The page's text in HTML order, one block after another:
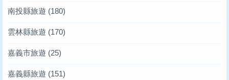
南投縣旅遊 (180)
雲林縣旅遊 (170)
嘉義市旅遊 (25)
嘉義縣旅遊 (151)